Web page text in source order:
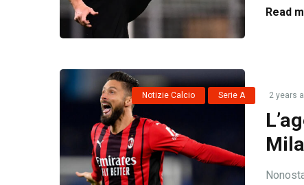
Read
Notizie Calcio Serie A 2 years